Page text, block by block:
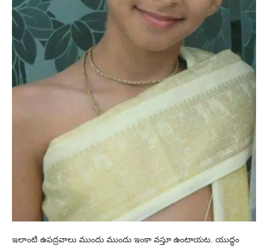
ఇలాంటి ఉపద్రవాలు ముందు ముందు ఇంకా వస్తూ ఉంటాయట. యుద్ధం